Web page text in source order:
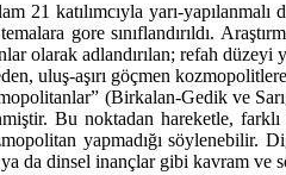
21 katılımcıyla yarı-
gore sınıflandırıldı.
olarak adlandırılan; refah
uluş-aşırı göçmen
(Birkalan-Gedik ve
Bu noktadan hareketle,
yapmadığı
dinsel inançlar gibi kavram ve